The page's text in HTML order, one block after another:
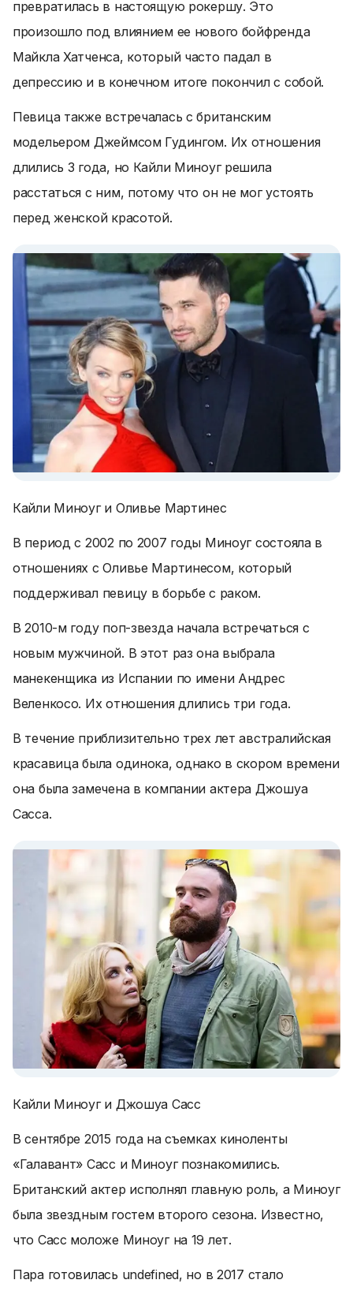
превратилась в настоящую рокершу. Это
произошло под влиянием ее нового бойфренда
Майкла Хатченса, который часто падал в
депрессию и в конечном итоге покончил с собой.
Певица также встречалась с британским
модельером Джеймсом Гудингом. Их отношения
длились 3 года, но Кайли Миноуг решила
расстаться с ним, потому что он не мог устоять
перед женской красотой.
Кайли Миноуг и Оливье Мартинес
В период с 2002 по 2007 годы Миноуг состояла в
отношениях с Оливье Мартинесом, который
поддерживал певицу в борьбе с раком.
В 2010-м году поп-звезда начала встречаться с
новым мужчиной. В этот раз она выбрала
манекенщика из Испании по имени Андрес
Веленкосо. Их отношения длились три года.
В течение приблизительно трех лет австралийская
красавица была одинока, однако в скором времени
она была замечена в компании актера Джошуа
Сасса.
Кайли Миноуг и Джошуа Сасс
В сентябре 2015 года на съемках киноленты
«Галавант» Сасс и Миноуг познакомились.
Британский актер исполнял главную роль, а Миноуг
была звездным гостем второго сезона. Известно,
что Сасс моложе Миноуг на 19 лет.
Пара готовилась undefined, но в 2017 стало